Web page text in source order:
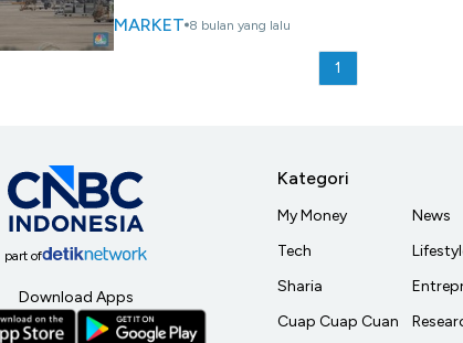
MARKET 8 bulan yang lalu
1
part of
Download Apps
Kategori
My Money
Tech
Sharia
Cuap Cuap Cuan
News